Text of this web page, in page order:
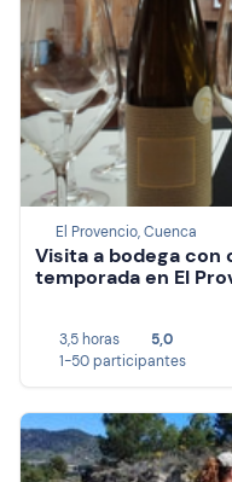
El Provencio, Cuenca
Visita a bodega con
temporada en El
3,5 horas
5,0
1-50 participantes